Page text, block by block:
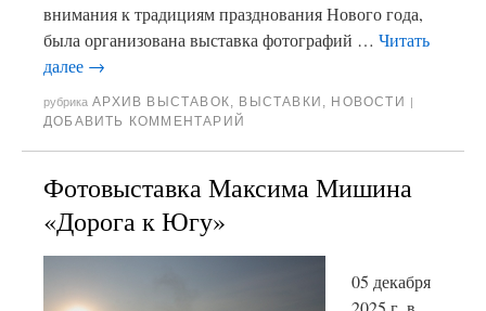
внимания к традициям празднования Нового года,
была организована выставка фотографий … Читать
далее →
рубрика АРХИВ ВЫСТАВОК, ВЫСТАВКИ , НОВОСТИ |
ДОБАВИТЬ КОММЕНТАРИЙ
Фотовыставка Максима Мишина
«Дорога к Югу»
05 декабря